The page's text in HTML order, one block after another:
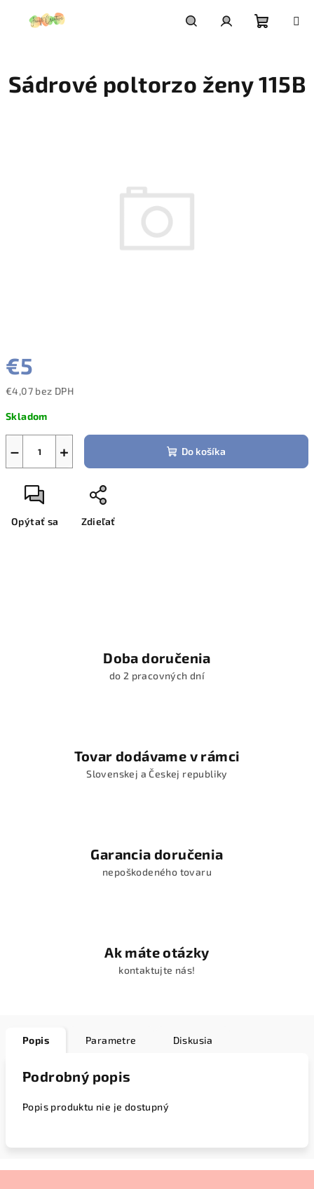
košík
€5
€4,07 bez DPH
cena:
Skladom
+
− Do košíka
Opýtať sa Zdieľať
Sádrové poltorzo ženy 115B
Doba doručenia
do 2 pracovných dní
Tovar dodávame v rámci
Slovenskej a Českej republiky
Garancia doručenia
nepoškodeného tovaru
Ak máte otázky
kontaktujte nás!
Popis Parametre Diskusia
Podrobný popis
Popis produktu nie je dostupný